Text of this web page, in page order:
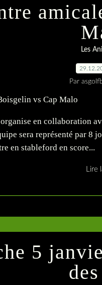
Les
Par
en collaboration
sera représenté par 8
en stableford en score...
Lire
5